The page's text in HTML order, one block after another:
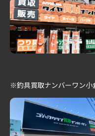
※釣具買取ナンバーワン小